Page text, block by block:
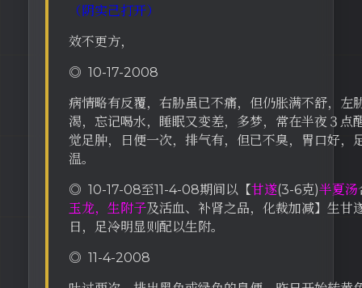
（阴实己打开）
效不更方，
◎ 10-17-2008
病情略有反覆，右胁虽已不痛，但仍胀满不舒，左
渴，忘记喝水，睡眠又变差，多梦，常在半夜３点
觉足肿，日便一次，排气有，但已不臭，胃口好，
温。
◎ 10-17-08至11-4-08期间以【甘遂(3-6克)半夏汤
玉龙，生附子及活血、补肾之品，化裁加减】生甘
日，足冷明显则配以生附。
◎ 11-4-2008